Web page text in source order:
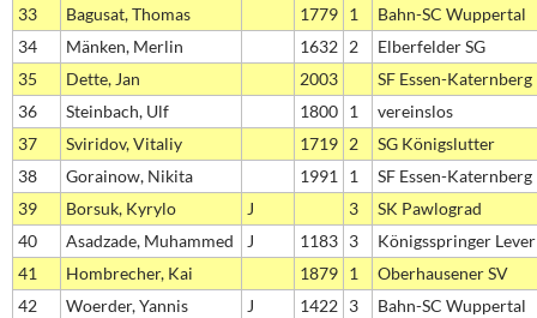
33
Bagusat, Thomas 1779 1
Bahn-SC Wuppertal
34
Mänken, Merlin 1632 2
Elberfelder SG
35
Dette, Jan 2003
SF Essen-Katernberg
36
Steinbach, Ulf 1800 1
vereinslos
37
Sviridov, Vitaliy 1719 2
SG Königslutter
38
Gorainow, Nikita 1991 1
SF Essen-Katernberg
39
Borsuk, Kyrylo J 3
SK Pawlograd
40
Asadzade, Muhammed J 1183 3
Königsspringer
41
Hombrecher, Kai 1879 1
Oberhausener SV
42
Woerder, Yannis J 1422 3
Bahn-SC Wuppertal